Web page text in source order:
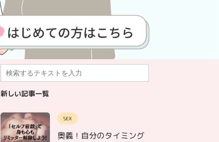
新しい記事一覧
SEX
奥義！自分のタイミング